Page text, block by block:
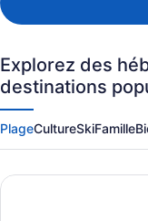
et
Billets
|
Explorez des
destinations
PlageCultureSkiFamille
Panama City Beach